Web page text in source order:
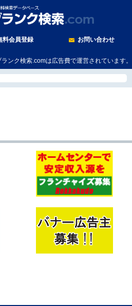
料会員登録 お問い合わせ
ンク検索.comは広告費で運営されています。